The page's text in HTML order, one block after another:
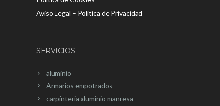
Aviso Legal – Política de Privacidad
SERVICIOS
aluminio
Armarios empotrados
carpínteria aluminio manresa